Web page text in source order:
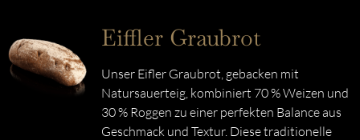
Eiffler Graubrot
Unser Eifler Graubrot, gebacken mit
Natursauerteig, kombiniert 70 % Weizen und
30 % Roggen zu einer perfekten Balance aus
Geschmack und Textur. Diese traditionelle